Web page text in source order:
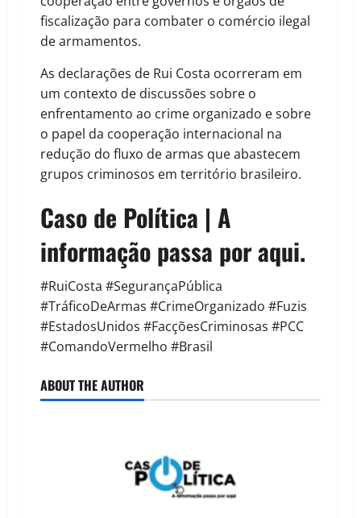
fiscalização para combater o comércio ilegal
de armamentos.
As declarações de Rui Costa ocorreram em
um contexto de discussões sobre o
enfrentamento ao crime organizado e sobre
o papel da cooperação internacional na
redução do fluxo de armas que abastecem
grupos criminosos em território brasileiro.
Caso de Política | A
informação passa por aqui.
#RuiCosta #SegurançaPública
#TráficoDeArmas #CrimeOrganizado #Fuzis
#EstadosUnidos #FacçõesCriminosas #PCC
#ComandoVermelho #Brasil
ABOUT THE AUTHOR